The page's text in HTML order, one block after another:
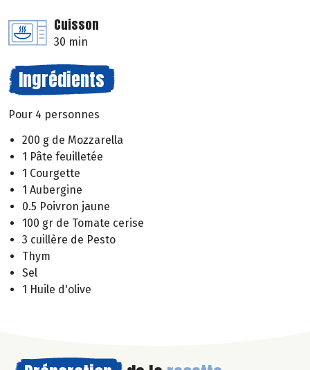
Cuisson
30 min
Ingrédients
Pour 4 personnes
200 g de Mozzarella
1 Pâte feuilletée
1 Courgette
1 Aubergine
0.5 Poivron jaune
100 gr de Tomate cerise
3 cuillère de Pesto
Thym
Sel
1 Huile d'olive